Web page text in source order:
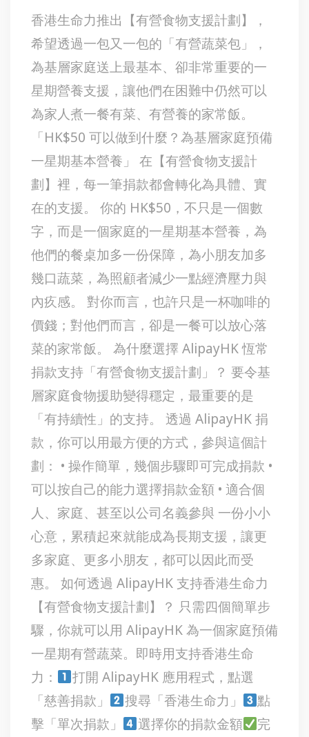
香港生命力推出【有營食物支援計劃】，
希望透過一包又一包的「有營蔬菜包」，
為基層家庭送上最基本、卻非常重要的一
星期營養支援，讓他們在困難中仍然可以
為家人煮一餐有菜、有營養的家常飯。
「HK$50 可以做到什麼？為基層家庭預備
一星期基本營養」 在【有營食物支援計
劃】裡，每一筆捐款都會轉化為具體、實
在的支援。 你的 HK$50，不只是一個數
字，而是一個家庭的一星期基本營養，為
他們的餐桌加多一份保障，為小朋友加多
幾口蔬菜，為照顧者減少一點經濟壓力與
內疚感。 對你而言，也許只是一杯咖啡的
價錢；對他們而言，卻是一餐可以放心落
菜的家常飯。 為什麼選擇 AlipayHK 恆常
捐款支持「有營食物支援計劃」？ 要令基
層家庭食物援助變得穩定，最重要的是
「有持續性」的支持。 透過 AlipayHK 捐
款，你可以用最方便的方式，參與這個計
劃： • 操作簡單，幾個步驟即可完成捐款 •
可以按自己的能力選擇捐款金額 • 適合個
人、家庭、甚至以公司名義參與 一份小小
心意，累積起來就能成為長期支援，讓更
多家庭、更多小朋友，都可以因此而受
惠。 如何透過 AlipayHK 支持香港生命力
【有營食物支援計劃】？ 只需四個簡單步
驟，你就可以用 AlipayHK 為一個家庭預備
一星期有營蔬菜。即時用支持香港生命
力：
打開 AlipayHK 應用程式，點選
「慈善捐款」
搜尋「香港生命力」
點
擊「單次捐款」
選擇你的捐款金額
完